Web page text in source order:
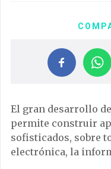
El gran desarrollo
permite construir
sofisticados, sobre
electrónica, la